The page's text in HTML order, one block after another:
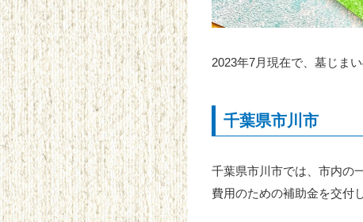
2023年7月現在で、墓じま
千葉県市川市
千葉県市川市では、市内の
費用のための補助金を交付